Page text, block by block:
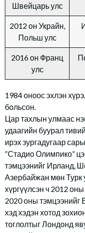
Швейцарь улс
2012 он Украйн,
Польш улс
2016 он Франц
улс
1984 оноос эхлэн
больсон.
Цар тахлын улмаас
удаагийн буурал
ирэх зургадугаар
“Стадио Олимпико”
тэмцээнийг Ирланд,
Азербайжан мөн Турк
хүргүүлсэн ч 2012
2020 оны тэмцээнийг
хэд хэдэн хотод
тоглолтыг Лондонд